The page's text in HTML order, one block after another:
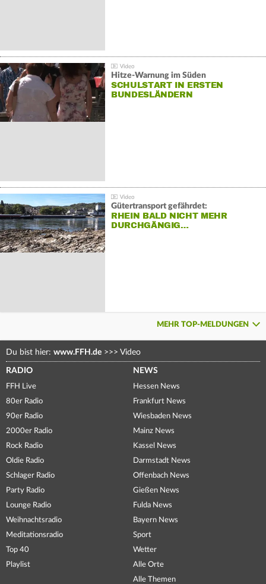
Hitze-Warnung im Süden
SCHULSTART IN ERSTEN
BUNDESLÄNDERN
Gütertransport gefährdet:
RHEIN BALD NICHT MEHR
DURCHGÄNGIG…
MEHR TOP-MELDUNGEN
Du bist hier: www.FFH.de >>> Video
RADIO
FFH Live
80er Radio
90er Radio
2000er Radio
Rock Radio
Oldie Radio
Schlager Radio
Party Radio
Lounge Radio
Weihnachtsradio
Meditationsradio
Top 40
Playlist
NEWS
Hessen News
Frankfurt News
Wiesbaden News
Mainz News
Kassel News
Darmstadt News
Offenbach News
Gießen News
Fulda News
Bayern News
Sport
Wetter
Alle Orte
Alle Themen